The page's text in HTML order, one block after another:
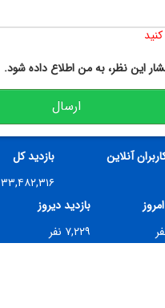
این نظر، به من اطلاع داده شود.
ارسال
آنلاین
بازدید کل
۳۳,۴۸۲,۳۱۶ نفر
بازدید دیروز
۷,۲۲۹ نفر